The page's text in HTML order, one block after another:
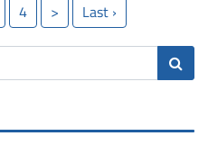
4 > Last ›